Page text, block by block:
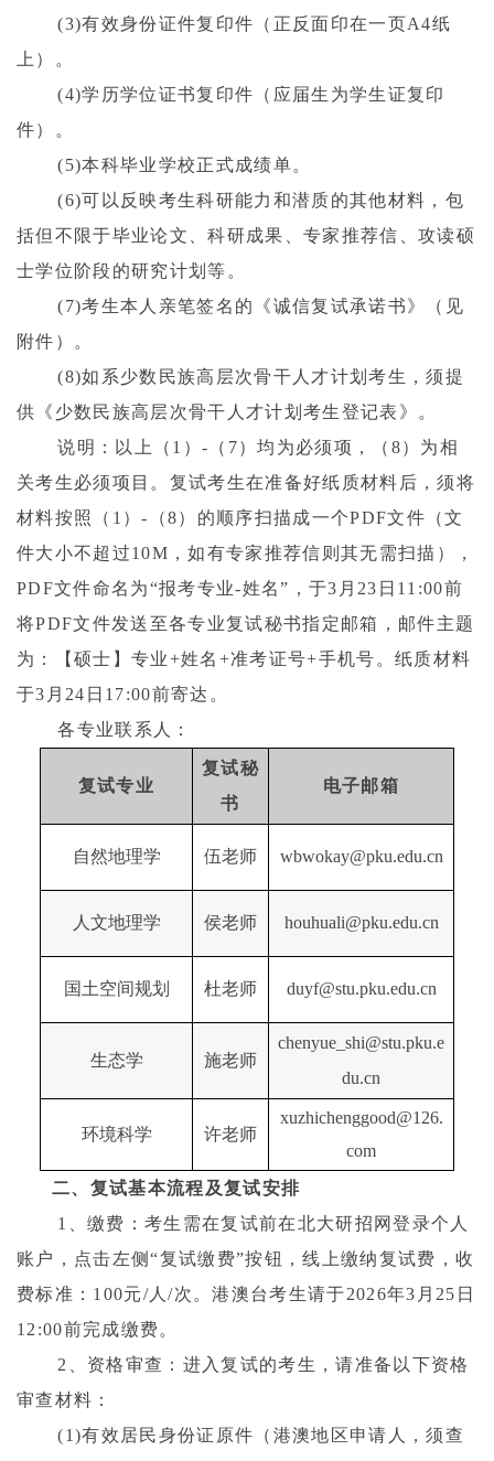
(3)有效身份证件复印件（正反面印在一页A4纸
上）。
(4)学历学位证书复印件（应届生为学生证复印
件）。
(5)本科毕业学校正式成绩单。
(6)可以反映考生科研能力和潜质的其他材料，包
括但不限于毕业论文、科研成果、专家推荐信、攻读硕
士学位阶段的研究计划等。
(7)考生本人亲笔签名的《诚信复试承诺书》（见
附件）。
(8)如系少数民族高层次骨干人才计划考生，须提
供《少数民族高层次骨干人才计划考生登记表》。
说明：以上（ 1 ）- （ 7）均为必须项，（ 8）为相
关考生必须项目。复试考生在准备好纸质材料后，须将
材料按照（ 1 ）- （8）的顺序扫描成一个PDF文件（文
件大小不超过10M ，如有专家推荐信则其无需扫描），
PDF文件命名为“报考专业-姓名”，于3 月 23 日 11:00前
将PDF文件发送至各专业复试秘书指定邮箱，邮件主题
为：【硕士】专业+姓名 +准考证号+手机号。纸质材料
于3 月 24 日 17:00前寄达。
各专业联系人：
复试专业
复试秘
书
电子邮箱
自然地理学 伍老师 wbwokay@pku.edu.cn
人文地理学 侯老师 houhuali@pku.edu.cn
国土空间规划 杜老师 duyf@stu.pku.edu.cn
生态学 施老师
chenyue_shi@stu.pku.e
du.cn
环境科学 许老师
xuzhichenggood@126.
com
二、复试基本流程及复试安排
1
、缴费：考生需在复试前在北大研招网登录个人
账户，点击左侧“复试缴费”按钮，线上缴纳复试费，收
费标准： 100元/ 人/次。港澳台考生请于2026年3 月 25 日
12:00前完成缴费。
2
、资格审查：进入复试的考生，请准备以下资格
审查材料：
(1)有效居民身份证原件（港澳地区申请人，须查